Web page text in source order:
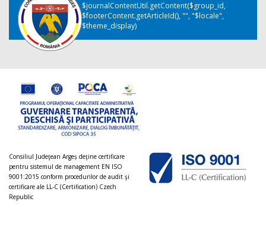
$journalContentUtil.getContent($group_id,
$footerContent.getArticleId(), "", "$locale",
$theme_display)
Consiliul Judeţean Argeș deţine certificare
pentru sistemul de management EN ISO
9001:2015 conform procedurilor de audit şi
certificare ale LL-C (Certification) Czech
Republic